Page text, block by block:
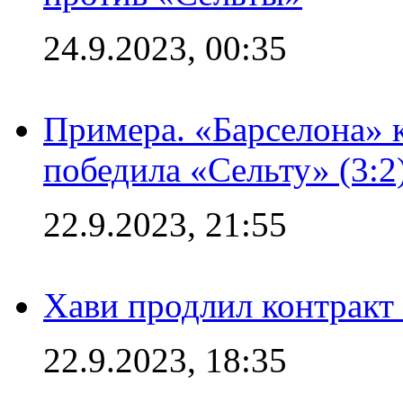
24.9.2023, 00:35
Примера. «Барселона»
победила «Сельту»
22.9.2023, 21:55
Хави продлил
22.9.2023, 18:35